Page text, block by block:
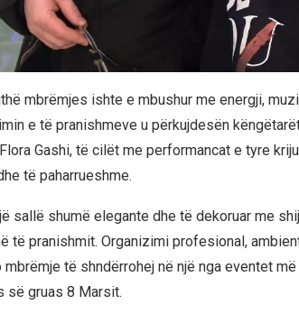
mbrëmjes ishte e mbushur me energji,
e të pranishmeve u përkujdesën
Gashi, të cilët me performancat e tyre
të paharrueshme.
sallë shumë elegante dhe të dekoruar me
të pranishmit. Organizimi profesional,
të shndërrohej në një nga eventet
së gruas 8 Marsit.